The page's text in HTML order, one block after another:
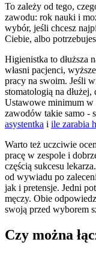
To zależy od tego,
zawodu: rok nauki i
wybór, jeśli chcesz
Ciebie, albo
Higienistka to dłuższa
własni pacjenci,
pracy na swoim. Jeśli
stomatologią na
Ustawowe minimum w
zawodów takie samo -
asystentka i ile zarabia
Warto też uczciwie
pracę w zespole i
częścią sukcesu
od wywiadu po
jak i pretensje. Jedni
męczy. Obie
swoją przed wyborem
Czy można